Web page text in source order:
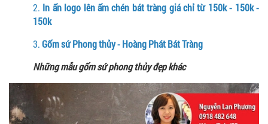
2. In ấn logo lên ấm chén bát tràng giá chỉ từ 150k - 150k -
150k
3.Gốm sứ Phong thủy- Hoàng Phát Bát Tràng
Những mẫu gốm sứ phong thủy đẹp khác